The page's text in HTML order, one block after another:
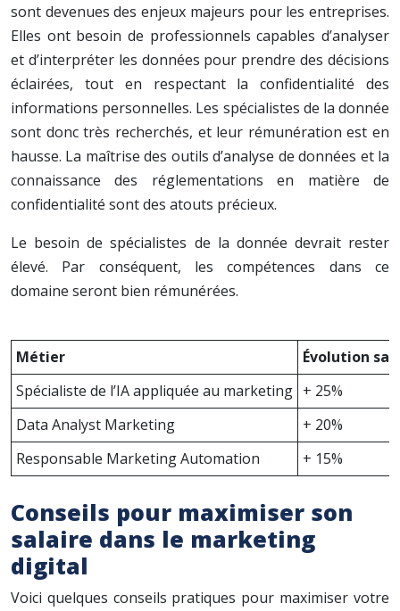
sont devenues des enjeux majeurs pour les entreprises.
Elles ont besoin de professionnels capables d’analyser
et d’interpréter les données pour prendre des décisions
éclairées, tout en respectant la confidentialité des
informations personnelles. Les spécialistes de la donnée
sont donc très recherchés, et leur rémunération est en
hausse. La maîtrise des outils d’analyse de données et la
connaissance des réglementations en matière de
confidentialité sont des atouts précieux.
Le besoin de spécialistes de la donnée devrait rester
élevé. Par conséquent, les compétences dans ce
domaine seront bien rémunérées.
Métier
Évolution
Spécialiste de l’IA appliquée au marketing + 25%
Data Analyst Marketing
+ 20%
Responsable Marketing Automation
+ 15%
Conseils pour maximiser son
salaire dans le marketing
digital
Voici quelques conseils pratiques pour maximiser votre